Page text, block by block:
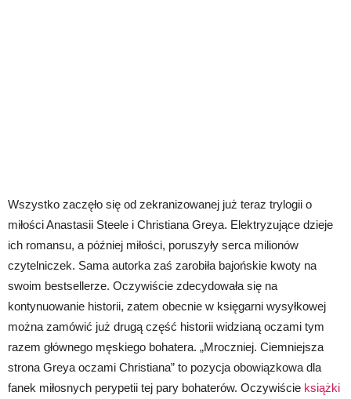
Wszystko zaczęło się od zekranizowanej już teraz trylogii o
miłości Anastasii Steele i Christiana Greya. Elektryzujące dzieje
ich romansu, a później miłości, poruszyły serca milionów
czytelniczek. Sama autorka zaś zarobiła bajońskie kwoty na
swoim bestsellerze. Oczywiście zdecydowała się na
kontynuowanie historii, zatem obecnie w księgarni wysyłkowej
można zamówić już drugą część historii widzianą oczami tym
razem głównego męskiego bohatera. „Mroczniej. Ciemniejsza
strona Greya oczami Christiana” to pozycja obowiązkowa dla
fanek miłosnych perypetii tej pary bohaterów. Oczywiście książki